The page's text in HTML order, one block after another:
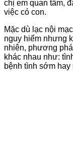
chị em quan tâm,
việc có con.
Mặc dù lạc nội
nguy hiểm nhưng
nhiên, phương
khác nhau như:
bệnh tình sớm